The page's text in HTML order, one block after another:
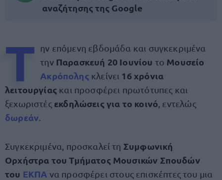
αναζήτησης της Google
Τ
ην επόμενη εβδομάδα και συγκεκριμένα
την Παρασκευή 20 Ιουνίου το Μουσείο
Ακρόπολης κλείνει 16 χρόνια
λειτουργίας και προσφέρει πρωτότυπες και
ξεχωριστές εκδηλώσεις για το κοινό , εντελώς
δωρεάν
Συγκεκριμένα, προσκαλεί τη Συμφωνική
Ορχήστρα του Τμήματος Μουσικών Σπουδών
του ΕΚΠΑ να προσφέρει στους επισκέπτες του μια